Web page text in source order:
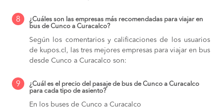
8
¿Cuáles son las empresas más recomendadas para viajar en
bus de Cunco a Curacalco?
Según los comentarios y calificaciones de los usuarios
de kupos.cl, las tres mejores empresas para viajar en bus
desde Cunco a Curacalco son:
9
¿Cuál es el precio del pasaje de bus de Cunco a Curacalco
para cada tipo de asiento?
En los buses de Cunco a Curacalco